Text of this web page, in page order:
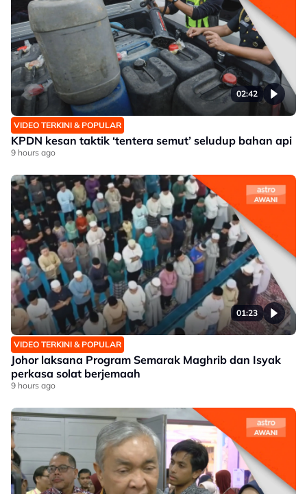
02:42
VIDEO TERKINI & POPULAR
KPDN kesan taktik ‘tentera semut’ seludup bahan api
9 hours ago
01:23
VIDEO TERKINI & POPULAR
Johor laksana Program Semarak Maghrib dan Isyak
perkasa solat berjemaah
9 hours ago